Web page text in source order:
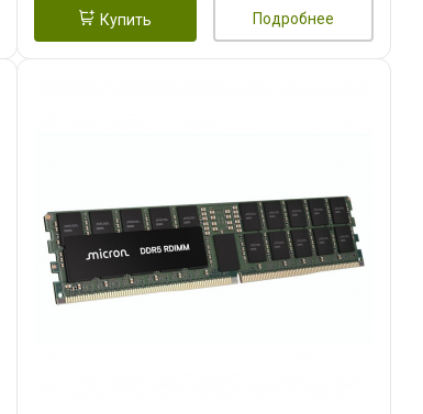
Купить Подробнее